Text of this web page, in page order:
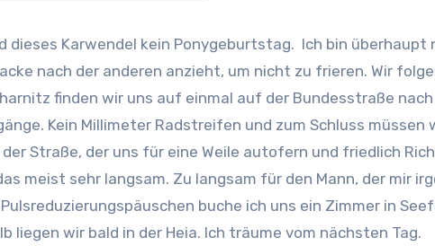
dieses Karwendel kein Ponygeburtstag. Ich bin
nach der anderen anzieht, um nicht zu frieren. Wir
finden wir uns auf einmal auf der Bundesstraße
Kein Millimeter Radstreifen und zum Schluss
Straße, der uns für eine Weile autofern und friedlich
meist sehr langsam. Zu langsam für den Mann, der mir
buche ich uns ein Zimmer in
liegen wir bald in der Heia. Ich träume vom nächsten Tag.